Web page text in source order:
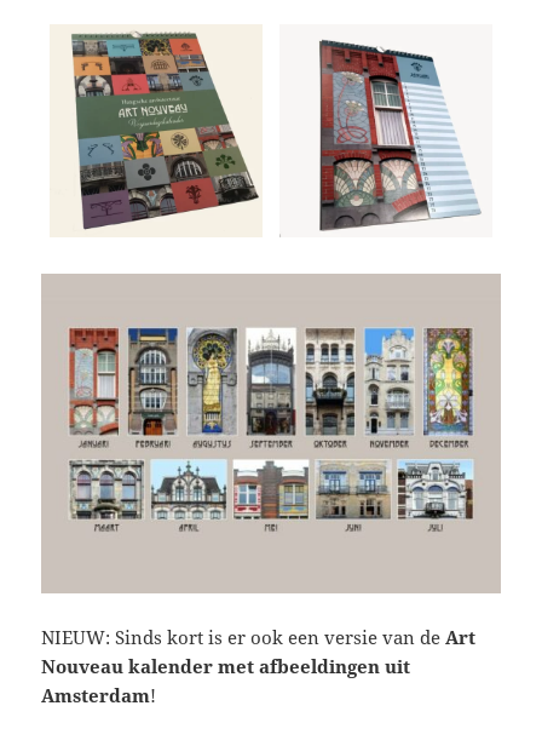
NIEUW: Sinds kort is er ook een versie van deArt
Nouveau kalender met afbeeldingen uit
Amsterdam!